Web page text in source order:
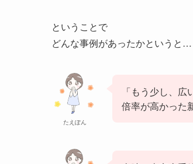
ということで
どんな事例があったかというと…
たえぽん
「もう少し、
倍率が高かった